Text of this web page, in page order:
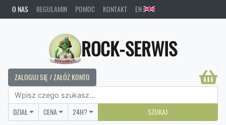
O NAS REGULAMIN POMOC KONTAKT EN
ROCK-SERWIS
ZALOGUJ SIĘ / ZAŁÓŻ KONTO
DZIAŁ CENA 24H? SZUKAJ